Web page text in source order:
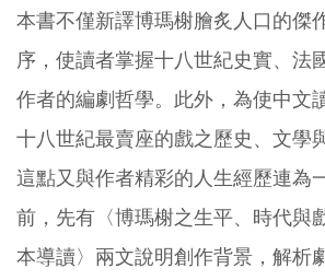
本書不僅新譯博瑪榭膾炙人口的傑
序，使讀者掌握十八世紀史實、法
作者的編劇哲學。此外，為使中文
十八世紀最賣座的戲之歷史、文學
這點又與作者精彩的人生經歷連為
前，先有〈博瑪榭之生平、時代與
本導讀〉兩文說明創作背景，解析